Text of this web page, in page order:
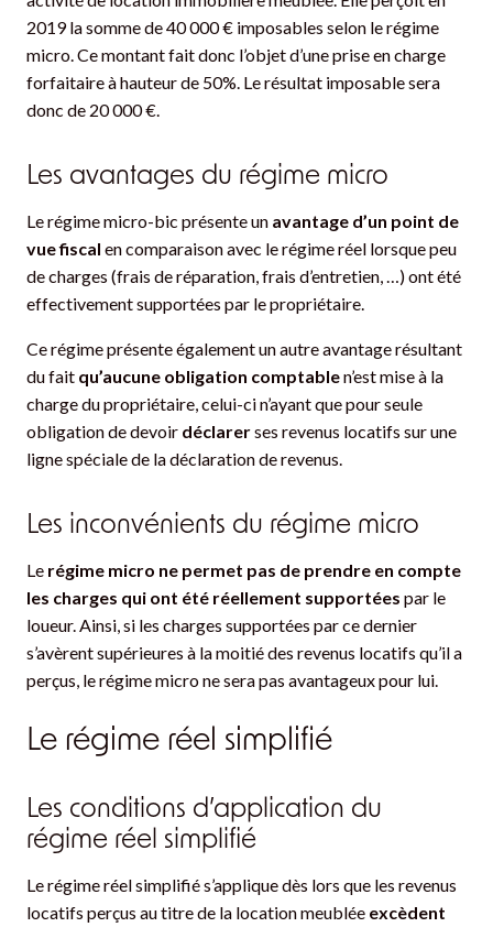
2019 la somme de 40 000 € imposables selon le régime
micro. Ce montant fait donc l’objet d’une prise en charge
forfaitaire à hauteur de 50%. Le résultat imposable sera
donc de 20 000 €.
Les avantages du régime micro
Le régime micro-bic présente un avantage d’un point de
vue fiscal en comparaison avec le régime réel lorsque peu
de charges (frais de réparation, frais d’entretien, …) ont été
effectivement supportées par le propriétaire.
Ce régime présente également un autre avantage résultant
du fait qu’aucune obligation comptablen’est mise à la
charge du propriétaire, celui-ci n’ayant que pour seule
obligation de devoir déclarerses revenus locatifs sur une
ligne spéciale de la déclaration de revenus.
Les inconvénients du régime micro
Le régime micro ne permet pas de prendre en compte
les charges qui ont été réellement supportées par le
loueur. Ainsi, si les charges supportées par ce dernier
s’avèrent supérieures à la moitié des revenus locatifs qu’il a
perçus, le régime micro ne sera pas avantageux pour lui.
Le régime réel simplifié
Les conditions d’application du
régime réel simplifié
Le régime réel simplifié s’applique dès lors que les revenus
locatifs perçus au titre de la location meublée excèdent